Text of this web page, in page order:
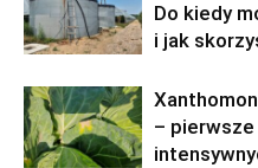
Do kiedy
i jak
–